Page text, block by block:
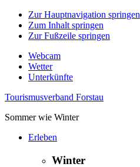
Zur Hauptnavigation springen
Zum Inhalt springen
Zur Fußzeile springen
Webcam
Wetter
Unterkünfte
Tourismusverband Forstau
Sommer wie Winter
Erleben
Winter